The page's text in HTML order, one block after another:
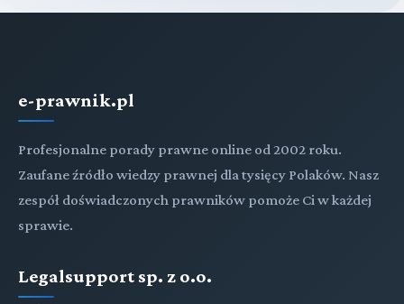
e-prawnik.pl
Profesjonalne porady prawne online od 2002 roku.
Zaufane źródło wiedzy prawnej dla tysięcy Polaków. Nasz
zespół doświadczonych prawników pomoże Ci w każdej
sprawie.
Legalsupport sp. z o.o.